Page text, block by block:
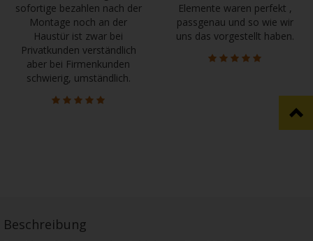
sofortige bezahlen nach der
Montage noch an der
Haustür ist zwar bei
Privatkunden verständlich
aber bei Firmenkunden
schwierig, umständlich.
Elemente waren perfekt ,
passgenau und so wie wir
uns das vorgestellt haben.
Beschreibung